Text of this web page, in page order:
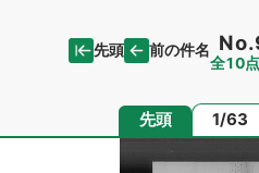
先頭 前の件名
全10
先頭 ページ